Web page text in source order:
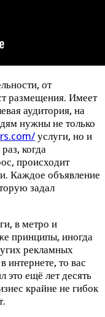
от
размещения. Имеет
аудитория, на
нужны не только
услуги, но и
когда
происходит
Каждое объявление
задал
в метро и
принципы, иногда
рекламных
интернете, то вас
это ещё лет десять
крайне не гибок